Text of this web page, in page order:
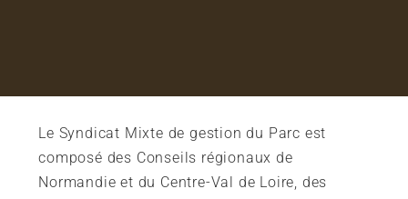
Le Syndicat Mixte de gestion du Parc est
composé des Conseils régionaux de
Normandie et du Centre-Val de Loire, des